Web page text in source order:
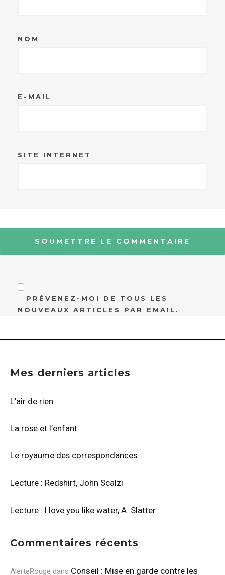
NOM
E-MAIL
SITE INTERNET
PRÉVENEZ-MOI DE TOUS LES
NOUVEAUX ARTICLES PAR EMAIL.
Mes derniers articles
L’air de rien
La rose et l’enfant
Le royaume des correspondances
Lecture : Redshirt, John Scalzi
Lecture : I love you like water, A. Slatter
Commentaires récents
AlerteRouge dans Conseil : Mise en garde contre les